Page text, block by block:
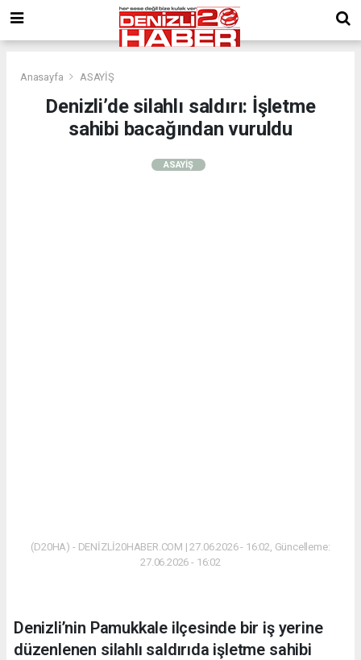
Anasayfa ASAYİŞ
Denizli’de silahlı saldırı: İşletme
sahibi bacağından vuruldu
ASAYİŞ
(D20HA) - DENİZLİ20HABER.COM | 27.06.2026 - 16:02, Güncelleme:
27.06.2026 - 16:02
Denizli’nin Pamukkale ilçesinde bir iş yerine
düzenlenen silahlı saldırıda işletme sahibi